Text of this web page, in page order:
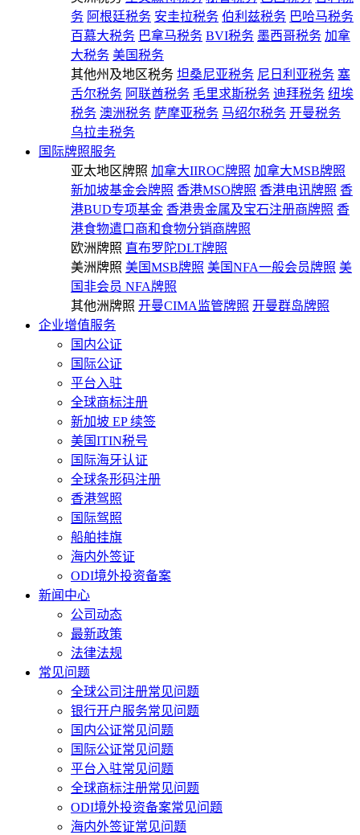
务 阿根廷税务 安圭拉税务 伯利兹税务 巴哈马税务
百慕大税务 巴拿马税务 BVI税务 墨西哥税务 加拿
大税务 美国税务
其他州及地区税务 坦桑尼亚税务 尼日利亚税务 塞
舌尔税务 阿联酋税务 毛里求斯税务 迪拜税务 纽埃
税务 澳洲税务 萨摩亚税务 马绍尔税务 开曼税务
乌拉圭税务
国际牌照服务
亚太地区牌照 加拿大IIROC牌照 加拿大MSB牌照
新加坡基金会牌照 香港MSO牌照 香港电讯牌照 香
港BUD专项基金 香港贵金属及宝石注册商牌照 香
港食物遣口商和食物分销商牌照
欧洲牌照 直布罗陀DLT牌照
美洲牌照 美国MSB牌照 美国NFA一般会员牌照 美
国非会员 NFA牌照
其他洲牌照 开曼CIMA监管牌照 开曼群岛牌照
企业增值服务
国内公证
国际公证
平台入驻
全球商标注册
新加坡 EP 续签
美国ITIN税号
国际海牙认证
全球条形码注册
香港驾照
国际驾照
船舶挂旗
海内外签证
ODI境外投资备案
新闻中心
公司动态
最新政策
法律法规
常见问题
全球公司注册常见问题
银行开户服务常见问题
国内公证常见问题
国际公证常见问题
平台入驻常见问题
全球商标注册常见问题
ODI境外投资备案常见问题
海内外签证常见问题